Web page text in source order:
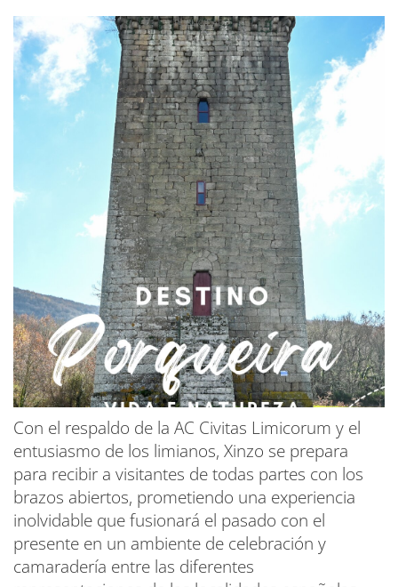
Con el respaldo de la AC Civitas Limicorum y el
entusiasmo de los limianos, Xinzo se prepara
para recibir a visitantes de todas partes con los
brazos abiertos, prometiendo una experiencia
inolvidable que fusionará el pasado con el
presente en un ambiente de celebración y
camaradería entre las diferentes